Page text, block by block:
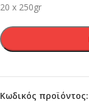
20 x 250gr
Κωδικός προϊόντος: